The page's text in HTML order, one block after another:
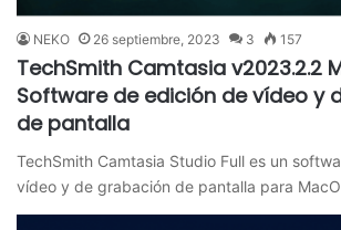
NEKO 26 septiembre, 2023 3 157
TechSmith Camtasia v2023.2.2
Software de edición de vídeo y
de pantalla
TechSmith Camtasia Studio Full es un
vídeo y de grabación de pantalla para